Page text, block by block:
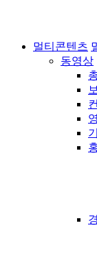
멀티콘텐츠
동영상